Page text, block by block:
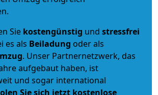
Sie kostengünstig und stressfrei
es als Beiladung oder als
. Unser Partnernetzwerk, das
aufgebaut haben, ist
und sogar international
Sie sich jetzt kostenlose